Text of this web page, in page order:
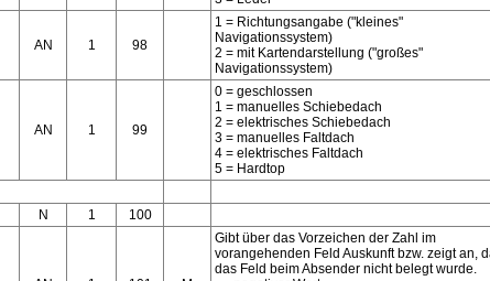
AN 1 98
1 = Richtungsangabe ("kleines"
Navigationssystem)
2 = mit Kartendarstellung ("großes"
Navigationssystem)
AN 1 99
0 = geschlossen
1 = manuelles Schiebedach
2 = elektrisches Schiebedach
3 = manuelles Faltdach
4 = elektrisches Faltdach
5 = Hardtop
N 1 100
Gibt über das Vorzeichen der Zahl im
vorangehenden Feld Auskunft bzw. zeigt an,
das Feld beim Absender nicht belegt wurde.